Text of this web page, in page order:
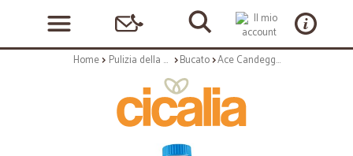
Home Pulizia della casa Bucato Ace Candeggina Classica Casa & Bucato 5 Lt.